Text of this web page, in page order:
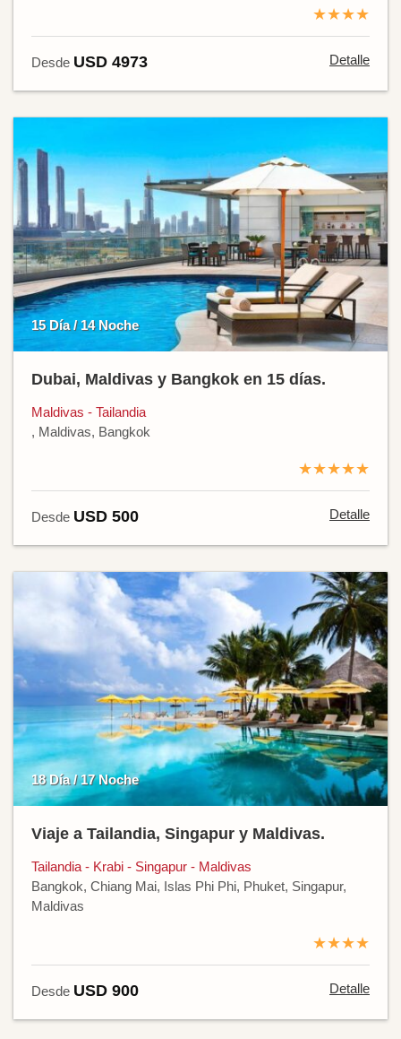
★★★★
Desde USD 4973 Detalle
15 Día / 14 Noche
Dubai, Maldivas y Bangkok en 15 días.
Maldivas - Tailandia
, Maldivas, Bangkok
★★★★★
Desde USD 500 Detalle
18 Día / 17 Noche
Viaje a Tailandia, Singapur y Maldivas.
Tailandia - Krabi - Singapur - Maldivas
Bangkok, Chiang Mai, Islas Phi Phi, Phuket, Singapur,
Maldivas
★★★★
Desde USD 900 Detalle